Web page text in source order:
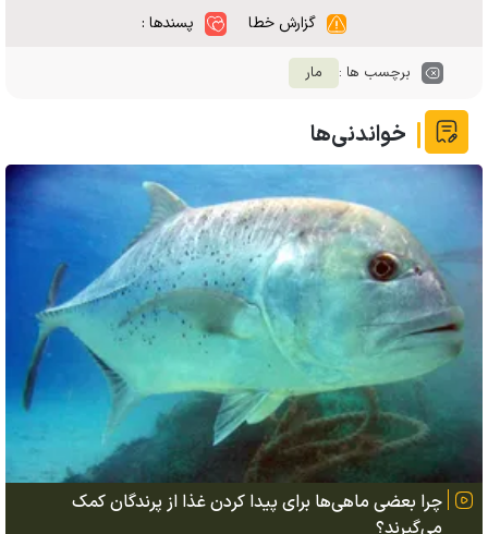
گزارش خطا پسندها :
برچسب ها : مار
خواندنی‌ها
چرا بعضی ماهی‌ها برای پیدا کردن غذا از پرندگان کمک
می‌گیرند؟